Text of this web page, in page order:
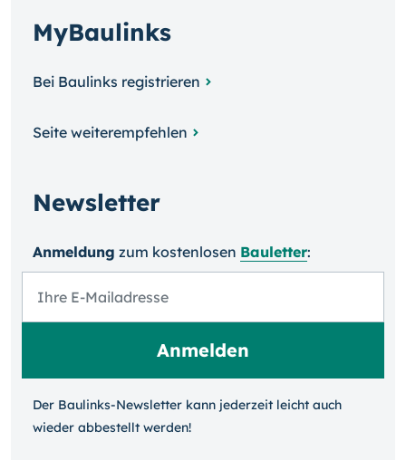
MyBaulinks
Bei Baulinks registrieren
Seite weiterempfehlen
Newsletter
Anmeldung zum kosten­losen Bauletter:
Der Baulinks-Newsletter kann jeder­zeit leicht auch
wieder ab­bestellt werden!